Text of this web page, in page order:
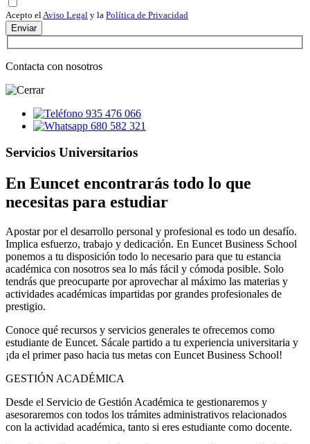
Acepto elAviso Legal y la Política de Privacidad
Enviar
Contacta con nosotros
935 476 066
680 582 321
Servicios Universitarios
En Euncet encontrarás todo lo que
necesitas para estudiar
Apostar por el desarrollo personal y profesional es todo un desafío.
Implica esfuerzo, trabajo y dedicación. En Euncet Business School
ponemos a tu disposición todo lo necesario para que tu estancia
académica con nosotros sea lo más fácil y cómoda posible. Solo
tendrás que preocuparte por aprovechar al máximo las materias y
actividades académicas impartidas por grandes profesionales de
prestigio.
Conoce qué recursos y servicios generales te ofrecemos como
estudiante de Euncet. Sácale partido a tu experiencia universitaria y
¡da el primer paso hacia tus metas con Euncet Business School!
GESTIÓN ACADÉMICA
Desde el Servicio de Gestión Académica te gestionaremos y
asesoraremos con todos los trámites administrativos relacionados
con la actividad académica, tanto si eres estudiante como docente.